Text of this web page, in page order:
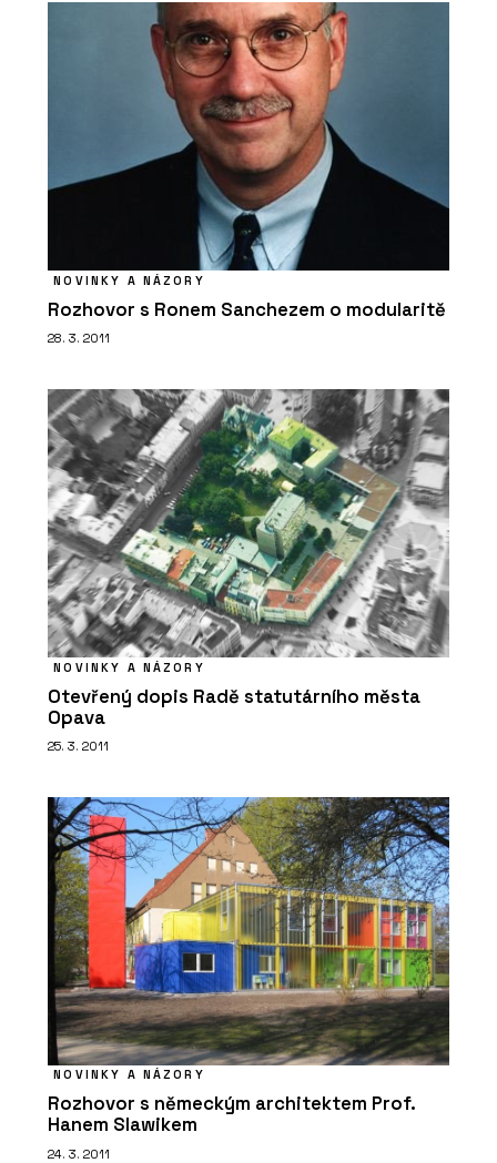
Akvizice, fúze a restrukturalizace -
SNTD
O FIRMĚ
SLUŽBY
Řešení sporů a arbitráže - SNTD
SLUŽBY
Právo životního prostředí - SNTD
NOVINKY A NÁZORY
Rozhovor s Ronem Sanchezem o modularitě
28. 3. 2011
NOVINKY A NÁZORY
Otevřený dopis Radě statutárního města
Opava
25. 3. 2011
NOVINKY A NÁZORY
Rozhovor s německým architektem Prof.
Hanem Slawikem
24. 3. 2011